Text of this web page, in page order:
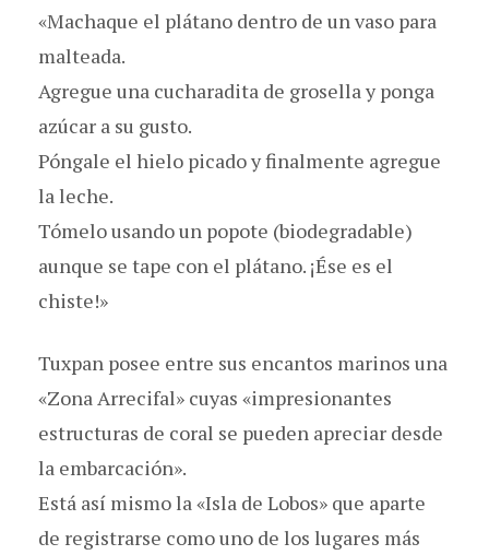
«Machaque el plátano dentro de un vaso para
malteada.
Agregue una cucharadita de grosella y ponga
azúcar a su gusto.
Póngale el hielo picado y finalmente agregue
la leche.
Tómelo usando un popote (biodegradable)
aunque se tape con el plátano. ¡Ése es el
chiste!»
Tuxpan posee entre sus encantos marinos una
«Zona Arrecifal» cuyas «impresionantes
estructuras de coral se pueden apreciar desde
la embarcación».
Está así mismo la «Isla de Lobos» que aparte
de registrarse como uno de los lugares más